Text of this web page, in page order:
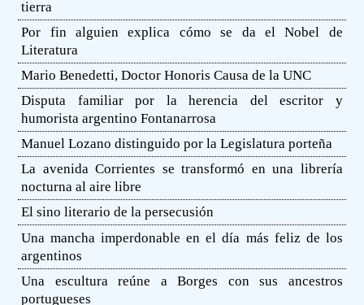
tierra
Por fin alguien explica cómo se da el Nobel de
Literatura
Mario Benedetti, Doctor Honoris Causa de la UNC
Disputa familiar por la herencia del escritor y
humorista argentino Fontanarrosa
Manuel Lozano distinguido por la Legislatura porteña
La avenida Corrientes se transformó en una librería
nocturna al aire libre
El sino literario de la persecusión
Una mancha imperdonable en el día más feliz de los
argentinos
Una escultura reúne a Borges con sus ancestros
portugueses